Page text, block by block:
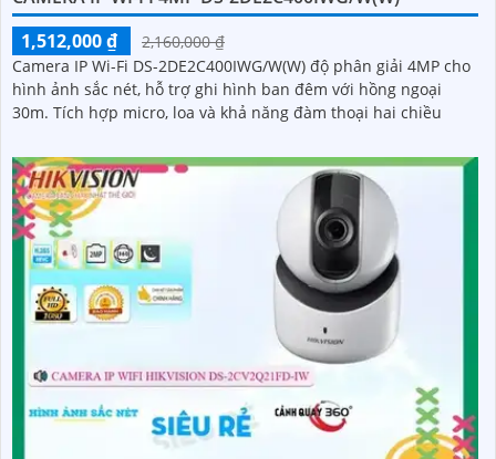
1,512,000 ₫
2,160,000 ₫
Camera IP Wi-Fi DS-2DE2C400IWG/W(W) độ phân giải 4MP cho
hình ảnh sắc nét, hỗ trợ ghi hình ban đêm với hồng ngoại
30m. Tích hợp micro, loa và khả năng đàm thoại hai chiều